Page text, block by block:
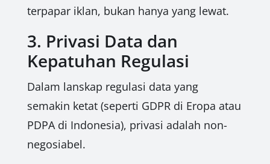
terpapar iklan, bukan hanya yang lewat.
3. Privasi Data dan
Kepatuhan Regulasi
Dalam lanskap regulasi data yang
semakin ketat (seperti GDPR di Eropa atau
PDPA di Indonesia), privasi adalah non-
negosiabel.